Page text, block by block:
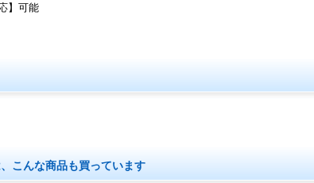
】可能
こんな商品も買っています